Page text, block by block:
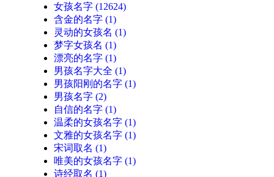
女孩名字 (12624)
含金的名字 (1)
灵动的女孩名 (1)
梦字女孩名 (1)
漂亮的名字 (1)
男孩名字大全 (1)
男孩阳刚的名字 (1)
男孩名字 (2)
自信的名字 (1)
温柔的女孩名字 (1)
文雅的女孩名字 (1)
宋词取名 (1)
唯美的女孩名字 (1)
诗经取名 (1)